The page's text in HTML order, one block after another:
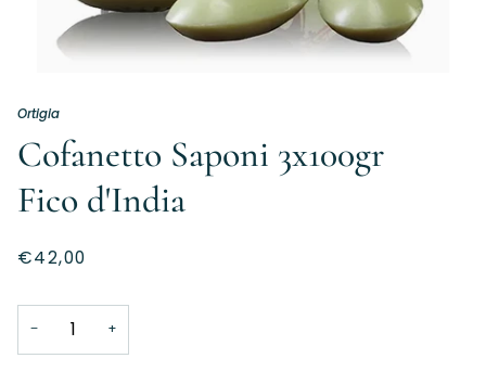
Ortigia
Cofanetto Saponi 3x100gr
Fico d'India
€42,00
− +